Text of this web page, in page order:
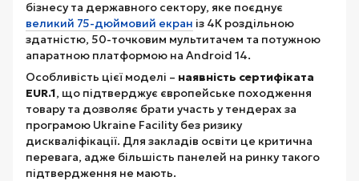
бізнесу та державного сектору, яке поєднує
великий 75-дюймовий екран із 4К роздільною
здатністю, 50-точковим мультитачем та потужною
апаратною платформою на Android 14.
Особливість цієї моделі – наявність сертифіката
EUR.1, що підтверджує європейське походження
товару та дозволяє брати участь у тендерах за
програмою Ukraine Facility без ризику
дискваліфікації. Для закладів освіти це критична
перевага, адже більшість панелей на ринку такого
підтвердження не мають.